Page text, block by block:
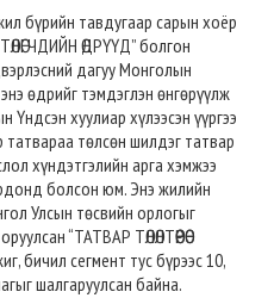
бүрийн тавдугаар сарын хоёр
ӨДРҮҮД” болгон
дагуу Монголын
өдрийг тэмдэглэн өнгөрүүлж
хуулиар хүлээсэн үүргээ
төлсөн шилдэг татвар
хүндэтгэлийн арга хэмжээ
болсон юм. Энэ жилийн
Улсын төсвийн орлогыг
“ТАТВАР ТӨЛӨЛТӨӨРӨӨ
бичил сегмент тус бүрээс 10,
шалгаруулсан байна.